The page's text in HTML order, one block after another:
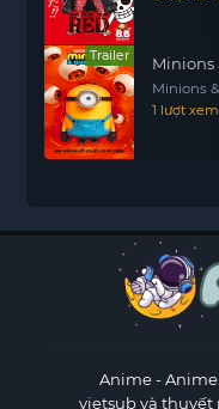
Trailer Minions
Minions
1 lượt xem
Anime-
vietsub và